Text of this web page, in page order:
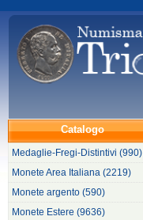
Catalogo
Medaglie-Fregi-Distintivi (990)
Monete Area Italiana (2219)
Monete argento (590)
Monete Estere (9636)